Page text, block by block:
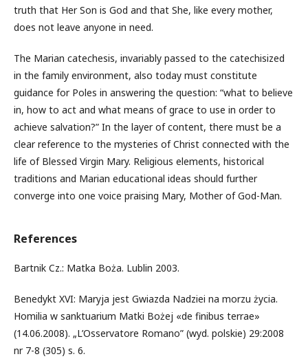
truth that Her Son is God and that She, like every mother,
does not leave anyone in need.
The Marian catechesis, invariably passed to the catechisized
in the family environment, also today must constitute
guidance for Poles in answering the question: “what to believe
in, how to act and what means of grace to use in order to
achieve salvation?” In the layer of content, there must be a
clear reference to the mysteries of Christ connected with the
life of Blessed Virgin Mary. Religious elements, historical
traditions and Marian educational ideas should further
converge into one voice praising Mary, Mother of God-Man.
References
Bartnik Cz.: Matka Boża. Lublin 2003.
Benedykt XVI: Maryja jest Gwiazda Nadziei na morzu życia.
Homilia w sanktuarium Matki Bożej «de finibus terrae»
(14.06.2008). „L’Osservatore Romano” (wyd. polskie) 29:2008
nr 7-8 (305) s. 6.